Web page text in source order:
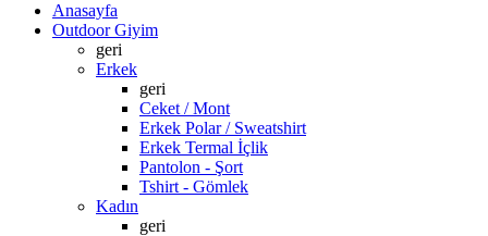
Anasayfa
Outdoor Giyim
geri
Erkek
geri
Ceket / Mont
Erkek Polar / Sweatshirt
Erkek Termal İçlik
Pantolon - Şort
Tshirt - Gömlek
Kadın
geri